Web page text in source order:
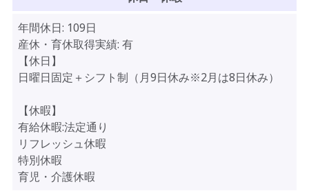
年間休日: 109日
産休・育休取得実績: 有
【休日】
日曜日固定＋シフト制（月9日休み※2月は8日休み）
【休暇】
有給休暇:法定通り
リフレッシュ休暇
特別休暇
育児・介護休暇